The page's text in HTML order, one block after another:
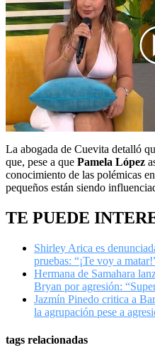
00:00/03:11
La abogada de Cuevita detalló
que, pese a que Pamela López
conocimiento de las polémicas
pequeños están siendo
TE PUEDE
Shirley Arica es
pruebas: “¡Te voy a
Hermana de Samahara
Bryan por agresión:
Jazmín Pinedo critica a
la agrupación pese a
tags relacionadas